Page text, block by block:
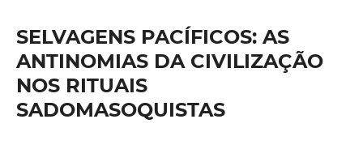
SELVAGENS PACÍFICOS: AS
ANTINOMIAS DA CIVILIZAÇÃO
NOS RITUAIS
SADOMASOQUISTAS